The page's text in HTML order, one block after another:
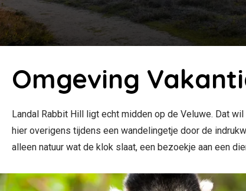
Omgeving
Landal Rabbit Hill ligt echt midden op de Veluwe. Dat
hier overigens tijdens een wandelingetje door de
alleen natuur wat de klok slaat, een bezoekje aan een